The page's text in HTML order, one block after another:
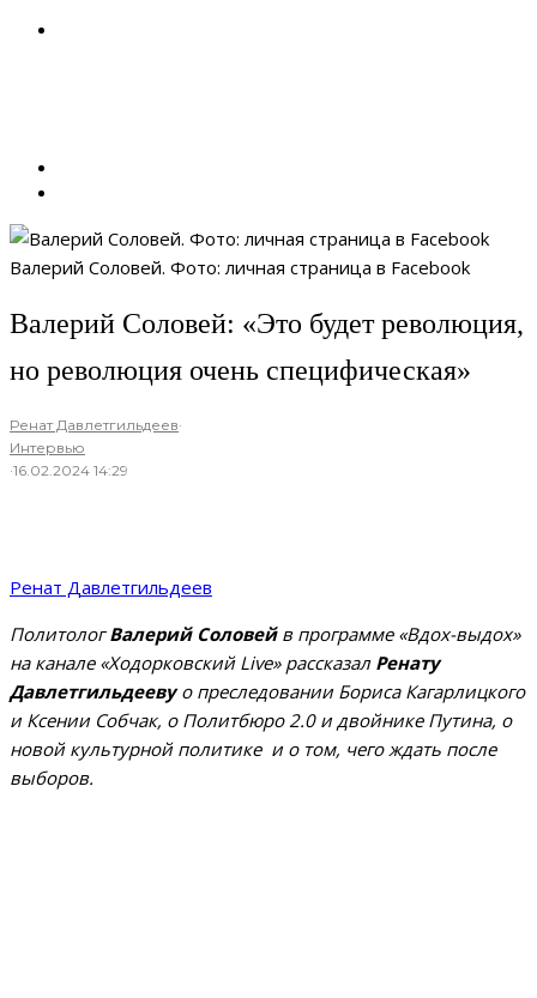
Валерий Соловей. Фото: личная страница в Facebook
Валерий Соловей: «Это будет революция,
но революция очень специфическая»
Ренат Давлетгильдеев·
Интервью
·16.02.2024 14:29
Ренат Давлетгильдеев
ПолитологВалерий Соловейв программе «Вдох-выдох»
на канале «Ходорковский Live» рассказал Ренату
Давлетгильдеевуо преследовании Бориса Кагарлицкого
и Ксении Собчак, о Политбюро 2.0 и двойнике Путина, о
новой культурной политике и о том, чего ждать после
выборов.